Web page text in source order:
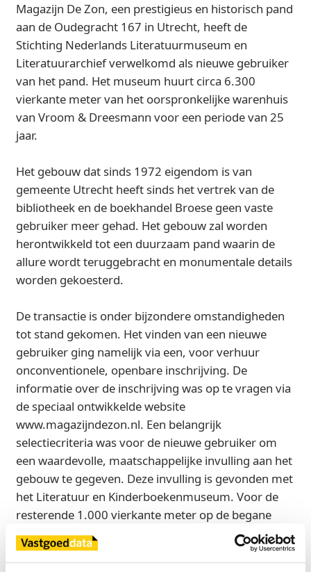
Magazijn De Zon, een prestigieus en historisch pand
aan de Oudegracht 167 in Utrecht, heeft de
Stichting Nederlands Literatuurmuseum en
Literatuurarchief verwelkomd als nieuwe gebruiker
van het pand. Het museum huurt circa 6.300
vierkante meter van het oorspronkelijke warenhuis
van Vroom & Dreesmann voor een periode van 25
jaar.
Het gebouw dat sinds 1972 eigendom is van
gemeente Utrecht heeft sinds het vertrek van de
bibliotheek en de boekhandel Broese geen vaste
gebruiker meer gehad. Het gebouw zal worden
herontwikkeld tot een duurzaam pand waarin de
allure wordt teruggebracht en monumentale details
worden gekoesterd.
De transactie is onder bijzondere omstandigheden
tot stand gekomen. Het vinden van een nieuwe
gebruiker ging namelijk via een, voor verhuur
onconventionele, openbare inschrijving. De
informatie over de inschrijving was op te vragen via
de speciaal ontwikkelde website
www.magazijndezon.nl. Een belangrijk
selectiecriteria was voor de nieuwe gebruiker om
een waardevolle, maatschappelijke invulling aan het
gebouw te gegeven. Deze invulling is gevonden met
het Literatuur en Kinderboekenmuseum. Voor de
resterende 1.000 vierkante meter op de begane
grond wordt nog een kandidaat gezocht.